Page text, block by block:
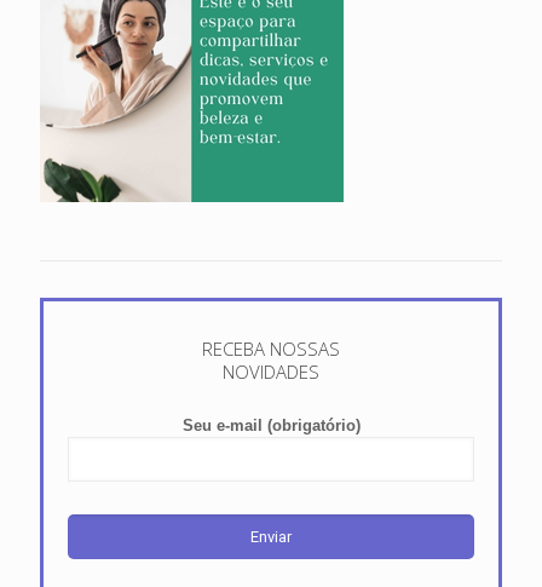
RECEBA NOSSAS
NOVIDADES
Seu e-mail (obrigatório)